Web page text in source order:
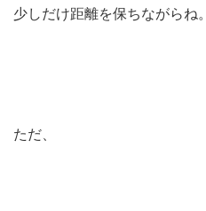
少しだけ距離を保ちながらね。
ただ、